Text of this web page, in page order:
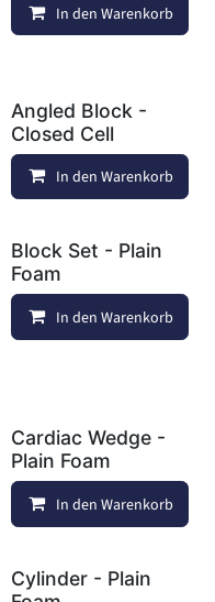
Auf die Wunschliste
In den Warenkorb
Auf die Wunschliste
Angled Block -
Closed Cell
In den Warenkorb
Auf die Wunschliste
Block Set - Plain
Foam
In den Warenkorb
Vergleichen Auf die
Cardiac Wedge -
Plain Foam
In den Warenkorb
Cylinder - Plain